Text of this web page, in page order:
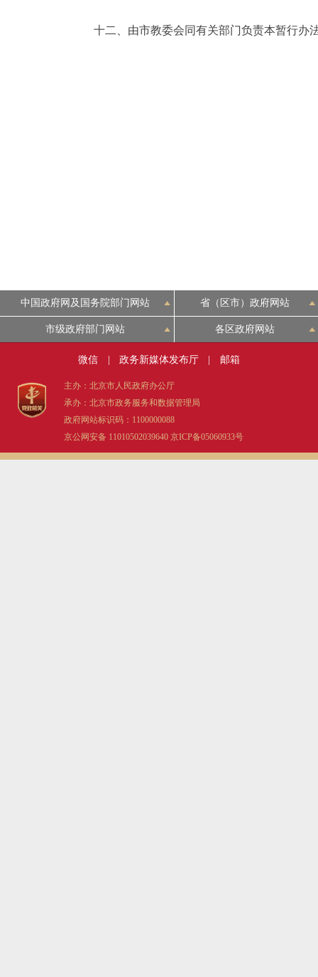
十二、由市教委会同有关部门负责本暂行办
中国政府网及国务院部门网站 省（区市）政府网站
市级政府部门网站 各区政府网站
微信 政务新媒体发布厅 邮箱
主办：北京市人民政府办公厅
承办：北京市政务服务和数据管理局
政府网站标识码：1100000088
京公网安备 11010502039640 京ICP备05060933号